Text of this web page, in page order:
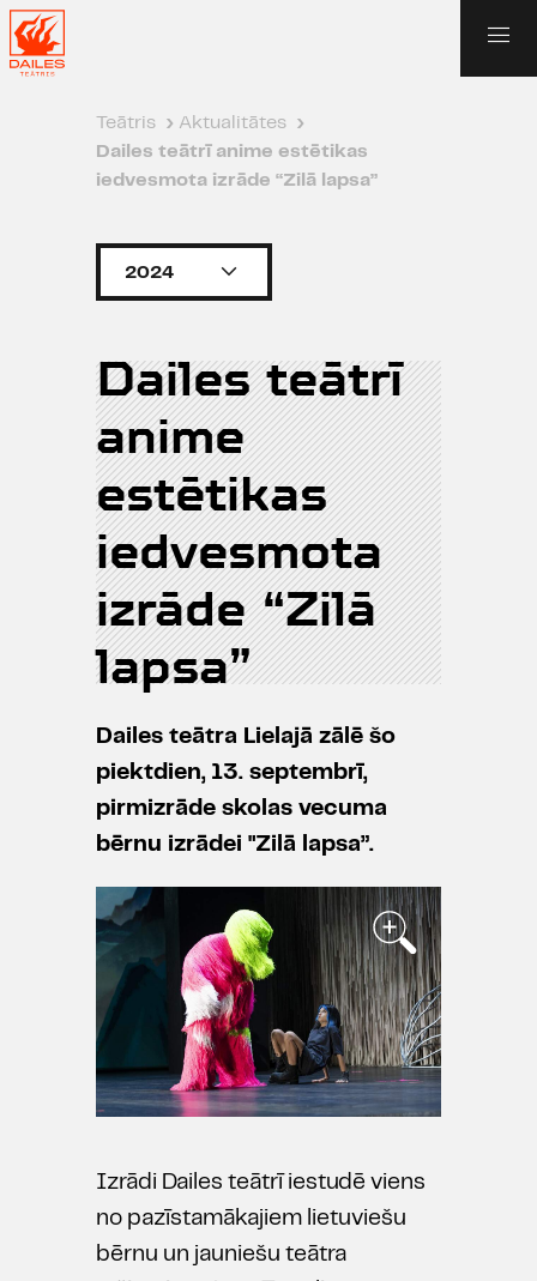
Teātris › Aktualitātes ›
Dailes teātrī anime estētikas
iedvesmota izrāde “Zilā lapsa”
2024
Dailes teātrī
anime
estētikas
iedvesmota
izrāde “Zilā
lapsa”
Dailes teātra Lielajā zālē šo
piektdien, 13. septembrī,
pirmizrāde skolas vecuma
bērnu izrādei "Zilā lapsa”.
Izrādi Dailes teātrī iestudē viens
no pazīstamākajiem lietuviešu
bērnu un jauniešu teātra